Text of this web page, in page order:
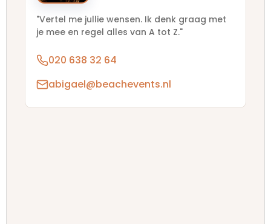
"Vertel me jullie wensen. Ik denk graag met
je mee en regel alles van A tot Z."
020 638 32 64
abigael@beachevents.nl